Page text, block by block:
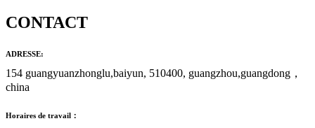
CONTACT
ADRESSE:
154 guangyuanzhonglu,baiyun, 510400, guangzhou,guangdong，
china
Horaires de travail：